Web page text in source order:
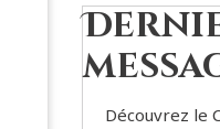
Découvrez le